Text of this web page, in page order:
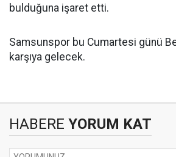
bulduğuna işaret etti.
Samsunspor bu Cumartesi günü
karşıya gelecek.
HABERE YORUM KAT